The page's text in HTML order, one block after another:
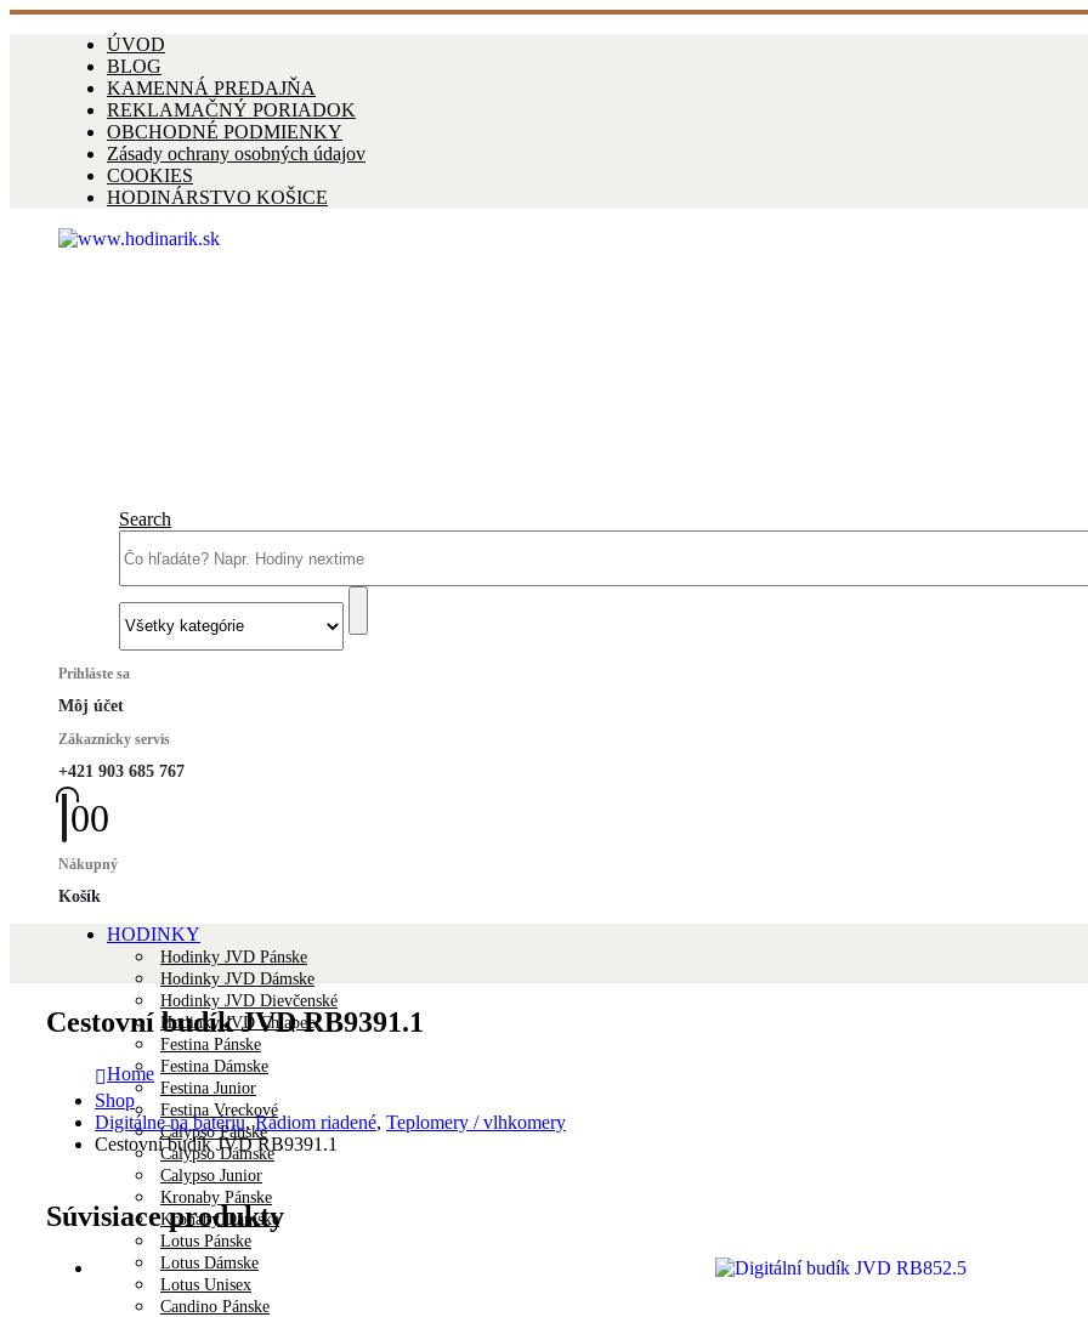
ÚVOD
BLOG
KAMENNÁ PREDAJŇA
REKLAMAČNÝ PORIADOK
OBCHODNÉ PODMIENKY
Zásady ochrany osobných údajov
COOKIES
HODINÁRSTVO KOŠICE
Search
Prihláste sa
Môj účet
Zákaznícky servis
+421 903 685 767
00
Nákupný
Košík
HODINKY
Hodinky JVD Pánske
Hodinky JVD Dámske
Hodinky JVD Dievčenské
Hodinky JVD Chlapec
Festina Pánske
Festina Dámske
Festina Junior
Festina Vreckové
Calypso Pánske
Calypso Dámske
Calypso Junior
Kronaby Pánske
Kronaby Dámske
Lotus Pánske
Lotus Dámske
Lotus Unisex
Candino Pánske
Cestovní budík JVD RB9391.1
Home
Shop
Digitálne na batériu,Rádiom riadené, Teplomery / vlhkomery
Cestovní budík JVD RB9391.1
Súvisiace produkty